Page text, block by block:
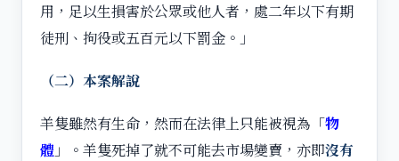
用，足以生損害於公眾或他人者，處二年以下有期
徒刑、拘役或五百元以下罰金。」
（二）本案解說
羊隻雖然有生命，然而在法律上只能被視為「物
體 」。羊隻死掉了就不可能去市場變賣，亦即沒有